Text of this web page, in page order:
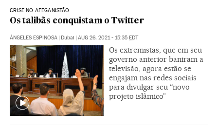
CRISE NO AFEGANISTÃO
Os talibãs conquistam o Twitter
ÁNGELES ESPINOSA | Dubai | AUG 26, 2021 - 15:35 EDT
Os extremistas, que em seu
governo anterior baniram a
televisão, agora estão se
engajam nas redes sociais
para divulgar seu “novo
projeto islâmico”